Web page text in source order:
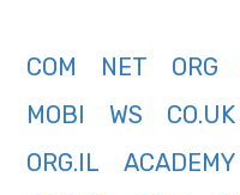
COM NET ORG
MOBI
WS CO.UK
ORG.IL
ACADEMY